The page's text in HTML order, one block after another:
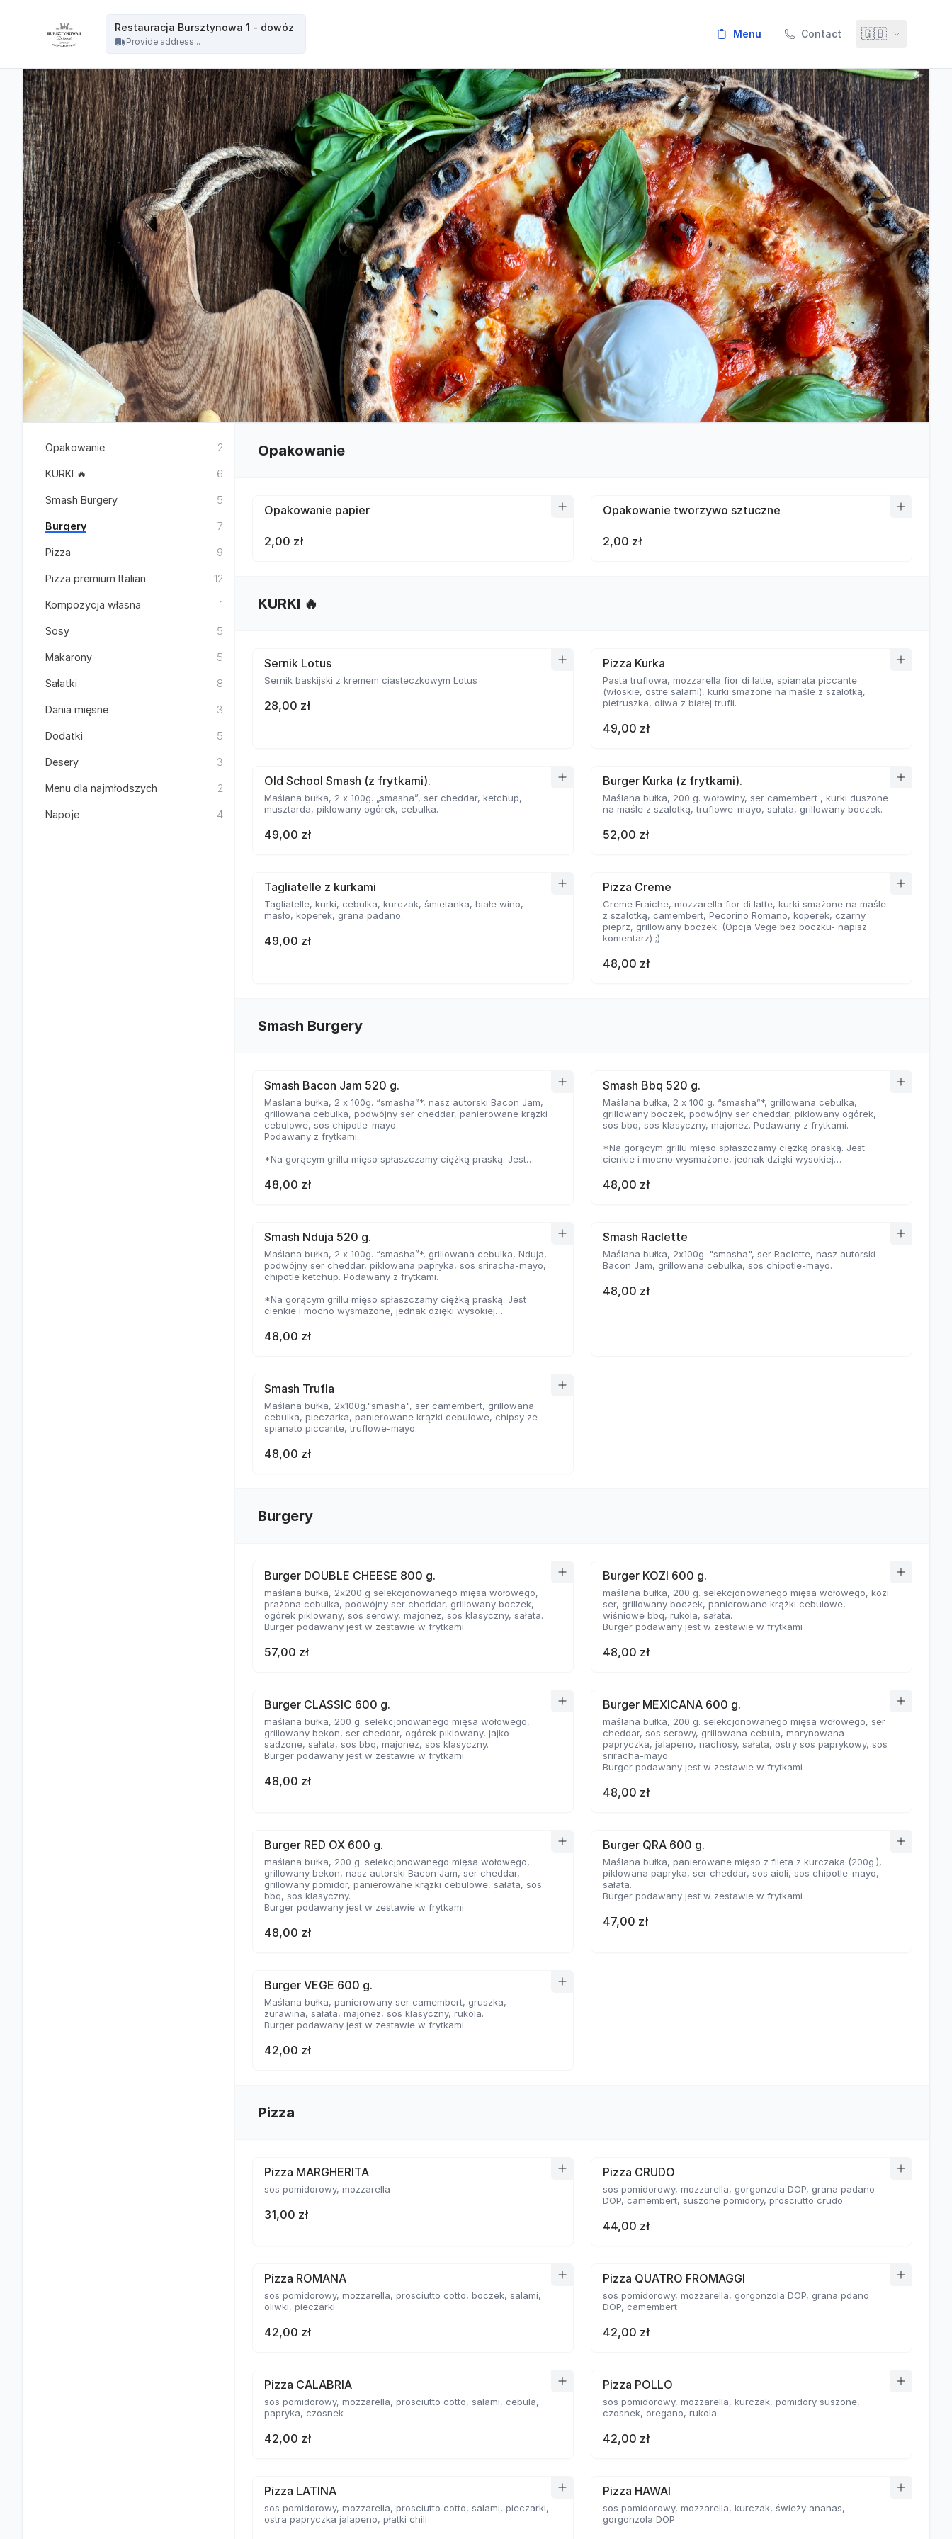
Restauracja Bursztynowa 1 - dowóz
Provide address...
menu Contact 🇬🇧
Opakowanie 2
KURKI 🔥 6
Smash Burgery 5
Burgery 7
Pizza 9
Pizza premium Italian 12
Kompozycja własna 1
Sosy 5
Makarony 5
Sałatki 8
Dania mięsne 3
Dodatki 5
Desery 3
Menu dla najmłodszych 2
Napoje 4
Opakowanie
Opakowanie papier
2,00 zł
Opakowanie tworzywo sztuczne
2,00 zł
KURKI 🔥
Sernik Lotus
Sernik baskijski z kremem ciasteczkowym Lotus
28,00 zł
Pizza Kurka
Pasta truflowa, mozzarella fior di latte, spianata piccante
(włoskie, ostre salami), kurki smażone na maśle z szalotką,
pietruszka, oliwa z białej trufli.
49,00 zł
Old School Smash (z frytkami).
Maślana bułka, 2 x 100g. „smasha”, ser cheddar, ketchup,
musztarda, piklowany ogórek, cebulka.
49,00 zł
Burger Kurka (z frytkami).
Maślana bułka, 200 g. wołowiny, ser camembert , kurki duszone
na maśle z szalotką, truflowe-mayo, sałata, grillowany boczek.
52,00 zł
Tagliatelle z kurkami
Tagliatelle, kurki, cebulka, kurczak, śmietanka, białe wino,
masło, koperek, grana padano.
49,00 zł
Pizza Creme
Creme Fraiche, mozzarella fior di latte, kurki smażone na maśle
z szalotką, camembert, Pecorino Romano, koperek, czarny
pieprz, grillowany boczek. (Opcja Vege bez boczku- napisz
komentarz) ;)
48,00 zł
Smash Burgery
Smash Bacon Jam 520 g.
Maślana bułka, 2 x 100g. “smasha”*, nasz autorski Bacon Jam,
grillowana cebulka, podwójny ser cheddar, panierowane krążki
cebulowe, sos chipotle-mayo.
Podawany z frytkami.
*Na gorącym grillu mięso spłaszczamy ciężką praską. Jest
temperaturze, zyskuje jednocześnie chrupiąca skorupkę i
delikatną soczystość.
48,00 zł
Smash Bbq 520 g.
Maślana bułka, 2 x 100 g. “smasha”*, grillowana cebulka,
grillowany boczek, podwójny ser cheddar, piklowany ogórek,
sos bbq, sos klasyczny, majonez. Podawany z frytkami.
*Na gorącym grillu mięso spłaszczamy ciężką praską. Jest
cienkie i mocno wysmażone, jednak dzięki wysokiej
delikatną soczystość.
48,00 zł
Smash Nduja 520 g.
Maślana bułka, 2 x 100g. “smasha”*, grillowana cebulka, Nduja,
podwójny ser cheddar, piklowana papryka, sos sriracha-mayo,
chipotle ketchup. Podawany z frytkami.
*Na gorącym grillu mięso spłaszczamy ciężką praską. Jest
cienkie i mocno wysmażone, jednak dzięki wysokiej
delikatną soczystość.
48,00 zł
Smash Raclette
Maślana bułka, 2x100g. "smasha", ser Raclette, nasz autorski
Bacon Jam, grillowana cebulka, sos chipotle-mayo.
48,00 zł
Smash Trufla
Maślana bułka, 2x100g."smasha", ser camembert, grillowana
cebulka, pieczarka, panierowane krążki cebulowe, chipsy ze
spianato piccante, truflowe-mayo.
48,00 zł
Burgery
Burger DOUBLE CHEESE 800 g.
maślana bułka, 2x200 g selekcjonowanego mięsa wołowego,
prażona cebulka, podwójny ser cheddar, grillowany boczek,
ogórek piklowany, sos serowy, majonez, sos klasyczny, sałata.
Burger podawany jest w zestawie w frytkami
57,00 zł
Burger KOZI 600 g.
maślana bułka, 200 g. selekcjonowanego mięsa wołowego, kozi
ser, grillowany boczek, panierowane krążki cebulowe,
wiśniowe bbq, rukola, sałata.
Burger podawany jest w zestawie w frytkami
48,00 zł
Burger CLASSIC 600 g.
maślana bułka, 200 g. selekcjonowanego mięsa wołowego,
grillowany bekon, ser cheddar, ogórek piklowany, jajko
sadzone, sałata, sos bbq, majonez, sos klasyczny.
Burger podawany jest w zestawie w frytkami
48,00 zł
Burger MEXICANA 600 g.
maślana bułka, 200 g. selekcjonowanego mięsa wołowego, ser
cheddar, sos serowy, grillowana cebula, marynowana
papryczka, jalapeno, nachosy, sałata, ostry sos paprykowy, sos
sriracha-mayo.
Burger podawany jest w zestawie w frytkami
48,00 zł
Burger RED OX 600 g.
maślana bułka, 200 g. selekcjonowanego mięsa wołowego,
grillowany bekon, nasz autorski Bacon Jam, ser cheddar,
grillowany pomidor, panierowane krążki cebulowe, sałata, sos
bbq, sos klasyczny.
Burger podawany jest w zestawie w frytkami
48,00 zł
Burger QRA 600 g.
Maślana bułka, panierowane mięso z fileta z kurczaka (200g.),
piklowana papryka, ser cheddar, sos aioli, sos chipotle-mayo,
sałata.
Burger podawany jest w zestawie w frytkami
47,00 zł
Burger VEGE 600 g.
Maślana bułka, panierowany ser camembert, gruszka,
żurawina, sałata, majonez, sos klasyczny, rukola.
Burger podawany jest w zestawie w frytkami.
42,00 zł
Pizza
Pizza MARGHERITA
sos pomidorowy, mozzarella
31,00 zł
Pizza CRUDO
sos pomidorowy, mozzarella, gorgonzola DOP, grana padano
DOP, camembert, suszone pomidory, prosciutto crudo
44,00 zł
Pizza ROMANA
sos pomidorowy, mozzarella, prosciutto cotto, boczek, salami,
oliwki, pieczarki
42,00 zł
Pizza QUATRO FROMAGGI
sos pomidorowy, mozzarella, gorgonzola DOP, grana pdano
DOP, camembert
42,00 zł
Pizza CALABRIA
sos pomidorowy, mozzarella, prosciutto cotto, salami, cebula,
papryka, czosnek
42,00 zł
Pizza POLLO
sos pomidorowy, mozzarella, kurczak, pomidory suszone,
czosnek, oregano, rukola
42,00 zł
Pizza LATINA
sos pomidorowy, mozzarella, prosciutto cotto, salami, pieczarki,
ostra papryczka jalapeno, płatki chili
Pizza HAWAI
sos pomidorowy, mozzarella, kurczak, świeży ananas,
gorgonzola DOP